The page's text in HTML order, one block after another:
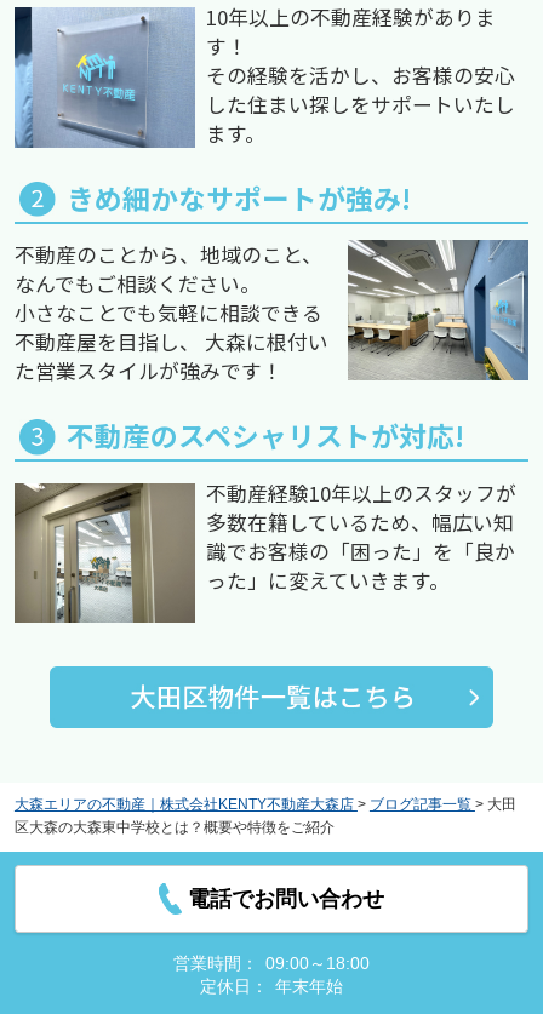
10年以上の不動産経験がありま
す！
その経験を活かし、お客様の安心
した住まい探しをサポートいたし
ます。
きめ細かなサポートが強み!
不動産のことから、地域のこと、
なんでもご相談ください。
小さなことでも気軽に相談できる
不動産屋を目指し、 大森に根付い
た営業スタイルが強みです！
不動産のスペシャリストが対応!
不動産経験10年以上のスタッフが
多数在籍しているため、幅広い知
識でお客様の「困った」を「良か
った」に変えていきます。
大森エリアの不動産｜株式会社KENTY不動産大森店 > ブログ記事一覧 > 大田
区大森の大森東中学校とは？概要や特徴をご紹介
電話でお問い合わせ
営業時間：
09:00～18:00
定休日：
年末年始